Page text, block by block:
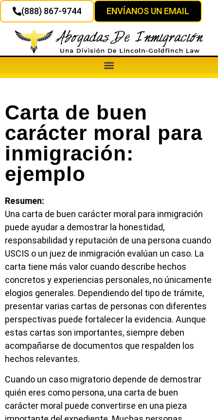
(888) 867-9744 ENVÍANOS UN EMAIL
Carta de buen
carácter moral para
inmigración:
ejemplo
Resumen:
Una carta de buen carácter moral para inmigración
puede ayudar a demostrar la honestidad,
responsabilidad y reputación de una persona cuando
USCIS o un juez de inmigración evalúan un caso. La
carta tiene más valor cuando describe hechos
concretos y experiencias personales, no únicamente
elogios generales. Dependiendo del tipo de trámite,
presentar varias cartas de personas con diferentes
perspectivas puede fortalecer la evidencia. Aunque
estas cartas son importantes, siempre deben
acompañarse de documentos que respalden los
hechos relevantes.
Cuando un caso migratorio depende de demostrar
quién eres como persona, una carta de buen
carácter moral puede convertirse en una pieza